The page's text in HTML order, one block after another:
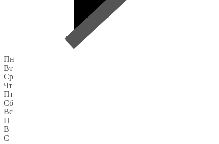
Пн
Вт
Ср
Чт
Пт
Сб
Вс
П
В
С